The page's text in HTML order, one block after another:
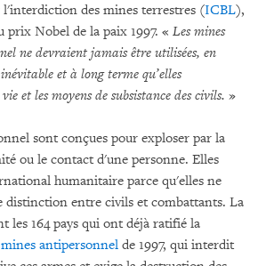
des mines terrestres (ICBL),
prix Nobel de la paix 1997. « Les mines
ne devraient jamais être utilisées, en
et à long terme qu’elles
et les moyens de subsistance des civils. »
sont conçues pour exploser par la
ou le contact d'une personne. Elles
humanitaire parce qu'elles ne
distinction entre civils et combattants. La
les 164 pays qui ont déjà ratifié la
antipersonnel de 1997, qui interdit